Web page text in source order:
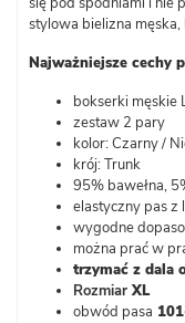
stylowa bielizna
Najważniejsze cechy
bokserki męskie
zestaw 2 pary
kolor: Czarny /
krój: Trunk
95% bawełna,
elastyczny pas z
wygodne
można prać w
trzymać z dala
RozmiarXL
obwód pasa